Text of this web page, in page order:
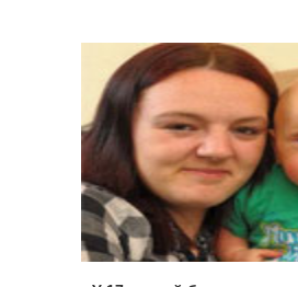
возвращали их к жизни.
143-х суток неустанной
брат и сестра отправились